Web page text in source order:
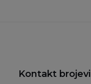
Kontakt brojevi